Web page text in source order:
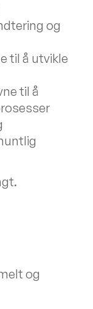
og
til å utvikle
til å
og